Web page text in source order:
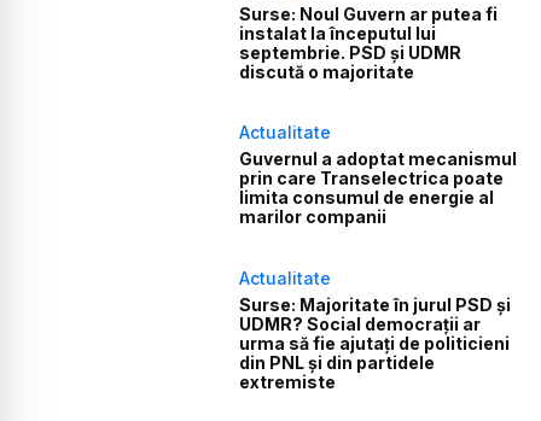
Surse: Noul Guvern ar putea fi
instalat la începutul lui
septembrie. PSD și UDMR
discută o majoritate
Actualitate
Guvernul a adoptat mecanismul
prin care Transelectrica poate
limita consumul de energie al
marilor companii
Actualitate
Surse: Majoritate în jurul PSD și
UDMR? Social democrații ar
urma să fie ajutați de politicieni
din PNL și din partidele
extremiste